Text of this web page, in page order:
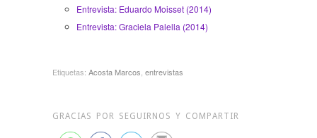
Entrevista: Eduardo Moisset (2014)
Entrevista: Graciela Palella (2014)
Etiquetas: Acosta Marcos, entrevistas
GRACIAS POR SEGUIRNOS Y COMPARTIR